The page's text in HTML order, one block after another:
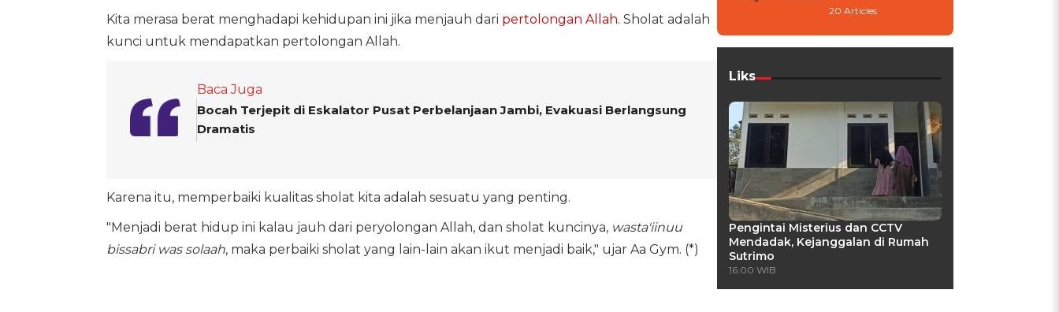
Kita merasa berat menghadapi kehidupan ini jika menjauh dari pertolongan Allah. Sholat adalah
kunci untuk mendapatkan pertolongan Allah.
Baca Juga
Bocah Terjepit di Eskalator Pusat Perbelanjaan Jambi, Evakuasi Berlangsung
Dramatis
Karena itu, memperbaiki kualitas sholat kita adalah sesuatu yang penting.
"Menjadi berat hidup ini kalau jauh dari peryolongan Allah, dan sholat kuncinya, wasta'iinuu
bissabri was solaah, maka perbaiki sholat yang lain-lain akan ikut menjadi baik," ujar Aa Gym. (*)
20 Articles
Liks
Pengintai Misterius dan CCTV
Mendadak, Kejanggalan di Rumah
Sutrimo
16:00 WIB